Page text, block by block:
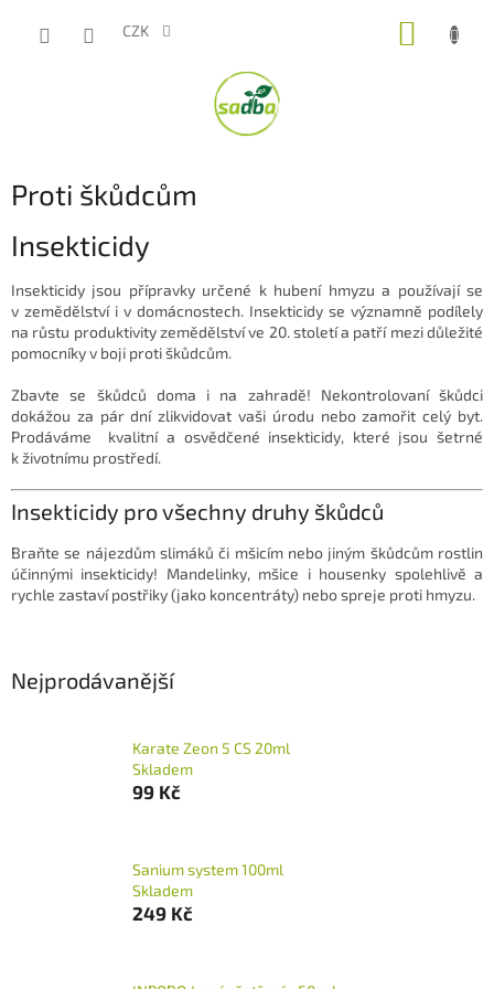
CZK
P
s
t
r
a
n
n
í
p
a
n
l
Proti škůdcům
Insekticidy
Insekticidy jsou přípravky určené k hubení hmyzu a používají se
v zemědělství i v domácnostech. Insekticidy se významně podílely
na růstu produktivity zemědělství ve 20. století a patří mezi důležité
pomocníky v boji proti škůdcům.
Zbavte se škůdců doma i na zahradě! Nekontrolovaní škůdci
dokážou za pár dní zlikvidovat vaši úrodu nebo zamořit celý byt.
Prodáváme kvalitní a osvědčené insekticidy, které jsou šetrné
k životnímu prostředí.
Insekticidy pro všechny druhy škůdců
Braňte se nájezdům slimáků či mšicím nebo jiným škůdcům rostlin
účinnými insekticidy! Mandelinky, mšice i housenky spolehlivě a
rychle zastaví postřiky (jako koncentráty) nebo spreje proti hmyzu.
Nejprodávanější
Karate Zeon 5 CS 20ml
Skladem
99 Kč
Sanium system 100ml
Skladem
249 Kč